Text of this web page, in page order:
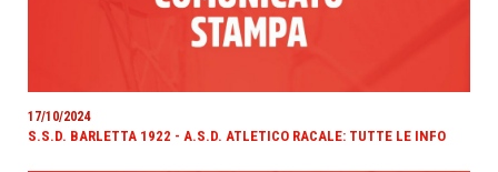
17/10/2024
S.S.D. BARLETTA 1922 - A.S.D. ATLETICO RACALE: TUTTE LE INFO